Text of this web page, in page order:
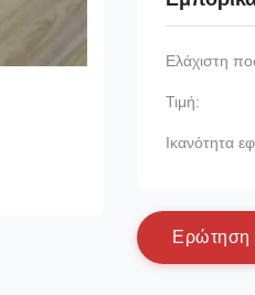
Ελάχιστη
Τιμή:
Ικανότητα
Ερώτηση